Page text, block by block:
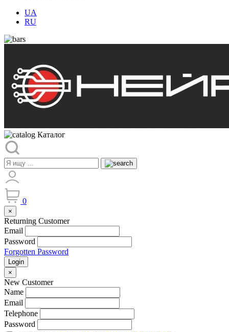
UA
RU
Каталог
0
×
Returning Customer
Email
Password
Forgotten Password
Login
×
New Customer
Name
Email
Telephone
Password